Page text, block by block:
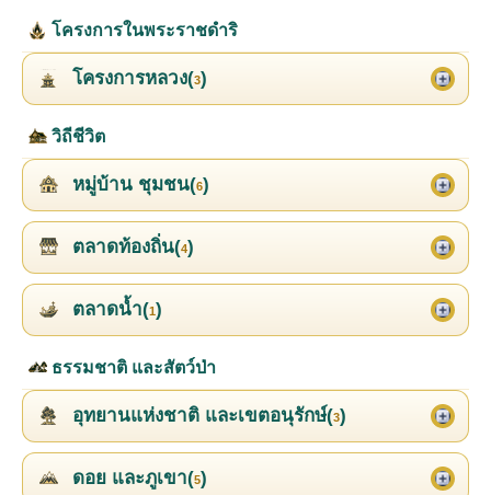
โครงการในพระราชดำริ
โครงการหลวง(3)
วิถีชีวิต
หมู่บ้าน ชุมชน(6)
ตลาดท้องถิ่น(4)
ตลาดน้ำ(1)
ธรรมชาติ และสัตว์ป่า
อุทยานแห่งชาติ และเขตอนุรักษ์(3)
ดอย และภูเขา(5)